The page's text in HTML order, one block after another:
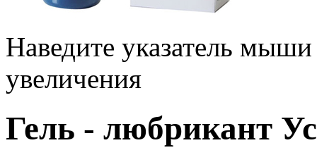
Наведите указатель
увеличения
Гель - любрикант